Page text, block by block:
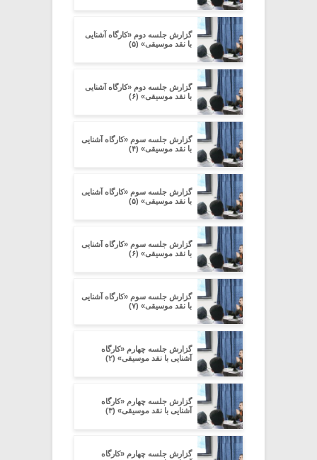
گزارش جلسه دوم «کارگاه آشنایی
با نقد موسیقی» (۵)
گزارش جلسه دوم «کارگاه آشنایی
با نقد موسیقی» (۶)
گزارش جلسه سوم «کارگاه آشنایی
با نقد موسیقی» (۴)
گزارش جلسه سوم «کارگاه آشنایی
با نقد موسیقی» (۵)
گزارش جلسه سوم «کارگاه آشنایی
با نقد موسیقی» (۶)
گزارش جلسه سوم «کارگاه آشنایی
با نقد موسیقی» (۷)
گزارش جلسه چهارم «کارگاه
آشنایی با نقد موسیقی» (۲)
گزارش جلسه چهارم «کارگاه
آشنایی با نقد موسیقی» (۳)
گزارش جلسه چهارم «کارگاه